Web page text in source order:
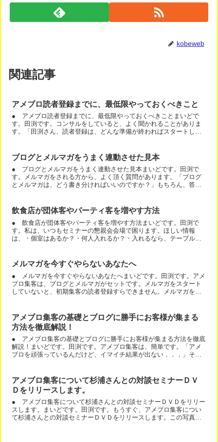
kobeweb
関連記事
アメブロ読者登録までに、最低限やっておくべきこと
● アメブロ読者登録までに、最低限やっておくべきことまいどで
す。田渕です。コンサルをしていると、よく聞かれることがありま
す。「田渕さん、読者登録は、どんな準備が終わればスタートして
ブログとメルマガをうまく連動させた見本
● ブログとメルマガをうまく連動させた見本まいどです。田渕で
す。メルマガをされる方から、よく頂く質問があります。「ブログ
とメルマガは、どう書き分ければいいのですか？」もちろん、答え
飲食店が団体客やパーティ客を増やす方法
● 飲食店が団体客やパーティ客を増やす方法まいどです。田渕で
す。私は、いつもセミナーの懇親会会場で困ります。ほしい情報
は、・個室はあるか？・何人入れるか？・入れるなら、テーブルや
メルマガを今すぐやらないあなたへ
● メルマガを今すぐやらないあなたへまいどです。田渕です。アメ
ブロ集客は、ブログとメルマガがセットです。メルマガをスタート
していないと、初期集客の読者登録すらできません。メルマガをや
アメブロ集客の基礎とブログに勝手にお客様が集まる
方法を徹底解説！
● アメブロ集客の基礎とブログに勝手にお客様が集まる方法を徹底
解説！まいどです。田渕です。アメブロ集客は、簡単です。「アメ
ブロを頑張っているんだけど、イマイチ結果が出ない．．．」その
アメブロ集客について杉浦さんとの対談セミナーＤＶ
Ｄをリリースします。
● アメブロ集客について杉浦さんとの対談セミナーＤＶＤをリリー
スします。まいどです。田渕です。もうすぐ、アメブロ集客につい
て杉浦さんとの対談セミナーＤＶＤをリリースします。この写真の